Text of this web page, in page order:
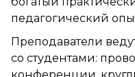
педагогический
Преподаватели
со студентами:
конференции,